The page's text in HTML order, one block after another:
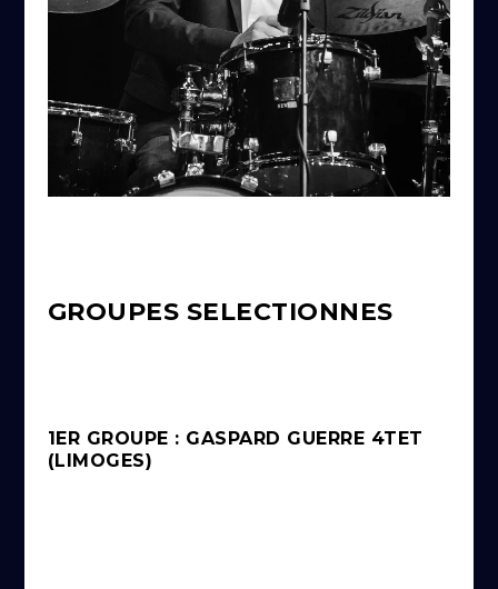
GROUPES SELECTIONNES
1ER GROUPE : GASPARD GUERRE 4TET
(LIMOGES)